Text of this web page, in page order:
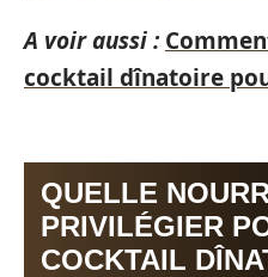
A voir aussi :
cocktail dînatoire
QUELLE
PRIVILÉGIER
COCKTAIL